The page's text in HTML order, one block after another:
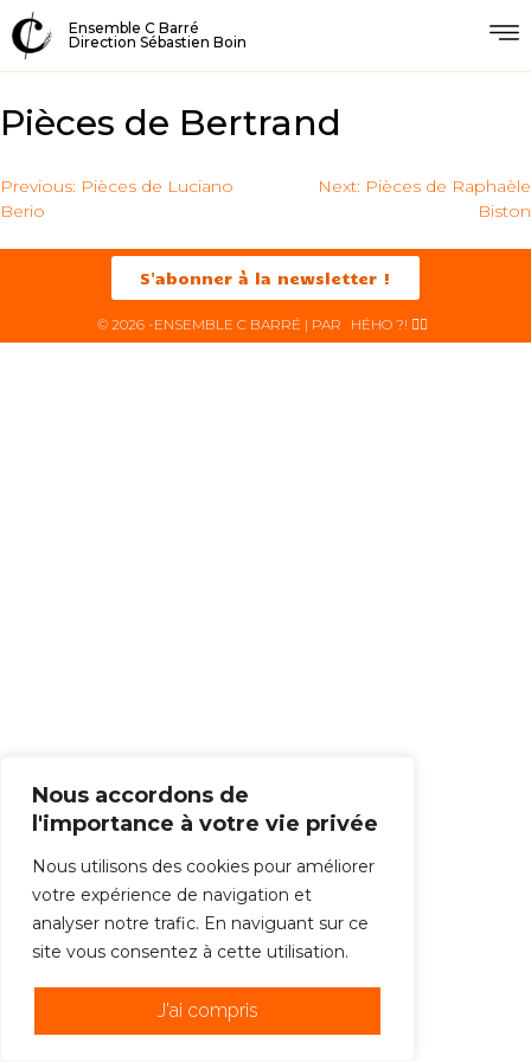
Nous accordons de
l'importance à votre vie privée
Nous utilisons des cookies pour améliorer
votre expérience de navigation et
analyser notre trafic. En naviguant sur ce
site vous consentez à cette utilisation.
J'ai compris
Ensemble C Barré
Direction Sébastien Boin
Pièces de Bertrand
Previous: Pièces de Luciano
Berio
Next: Pièces de Raphaèle
Biston
S'abonner à la newsletter !
© 2026 -ENSEMBLE C BARRÉ | PAR HÉHO ?! ✌🏻